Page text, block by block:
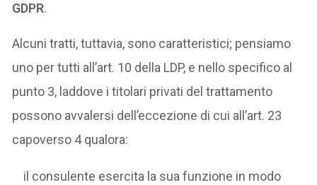
GDPR.
Alcuni tratti, tuttavia, sono caratteristici; pensiamo
uno per tutti all’art. 10 della LDP, e nello specifico al
punto 3, laddove i titolari privati del trattamento
possono avvalersi dell’eccezione di cui all’art. 23
capoverso 4 qualora:
il consulente esercita la sua funzione in modo